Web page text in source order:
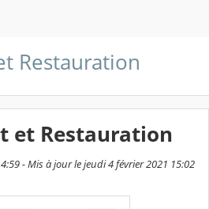
Restauration
et Restauration
- Mis à jour le jeudi 4 février 2021 15:02